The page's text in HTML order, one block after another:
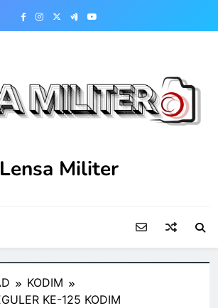
Lensa Militer
KODIM
KE-125 KODIM